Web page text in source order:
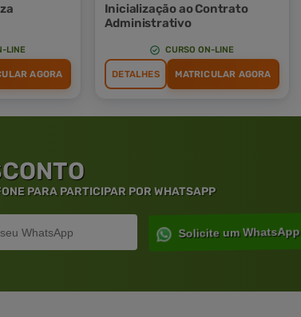
LINE
AGORA
Inicialização ao Contrato
Administrativo
CURSO ON-LINE
DETALHES MATRICULAR AGORA
PARA PARTICIPAR POR WHATSAPP
Solicite um WhatsApp